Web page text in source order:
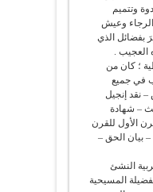
وتتميم
الرجاء وعيش
بفضائل الذي
العجيب .
؛ كان من
في جميع
– نقد إنجيل
– شهادة
الأول للقرن
بيان الحق –
النشئ
المسيحية